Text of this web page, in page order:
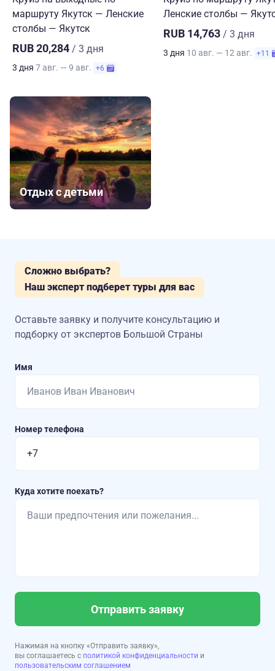
маршруту Якутск — Ленские
столбы — Якутск
RUB 20,284 / 3 дня
3 дня 7 авг. — 9 авг. +6
Ленские столбы —
RUB 14,763 / 3 дня
3 дня 10 авг. — 12 авг. +11
Отдых с детьми
Сложно выбрать?
Наш эксперт подберет туры для вас
Оставьте заявку и получите консультацию и
подборку от экспертов Большой Страны
Имя
Номер телефона
Куда хотите поехать?
Отправить заявку
Нажимая на кнопку «Отправить заявку»,
вы соглашаетесь с политикой конфиденциальности и
пользовательским соглашением